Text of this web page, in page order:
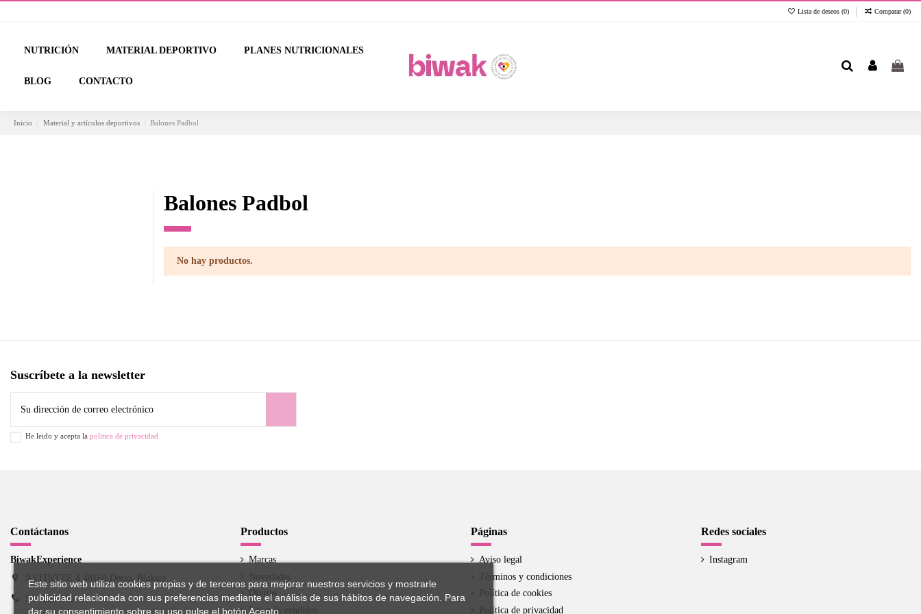
Lista de deseos (0) Comparar (0)
NUTRICIÓN MATERIAL DEPORTIVO PLANES NUTRICIONALES
BLOG CONTACTO
Inicio Material y artículos deportivos Balones Padbol
Balones Padbol
No hay productos.
Suscríbete a la newsletter
He leido y acepta la politica de privacidad
Contáctanos
BiwakExperience
ASTINTZE 4 48160 Derio, Bizkaia
944 526 466
Productos
Marcas
Novedades
Ofertas
Los más vendidos
Páginas
Aviso legal
Términos y condiciones
Política de cookies
Política de privacidad
Redes sociales
Instagram
Este sitio web utiliza cookies propias y de terceros para mejorar nuestros servicios y mostrarle
publicidad relacionada con sus preferencias mediante el análisis de sus hábitos de navegación. Para
dar su consentimiento sobre su uso pulse el botón Acepto.